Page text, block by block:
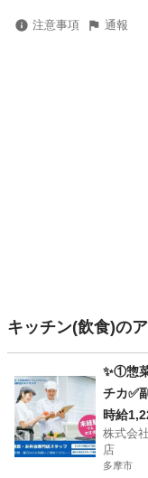
注意事項 通報
キッチン(飲食)の
✨①惣
チカ✅
養内ok
時給
株式会
店
多摩市